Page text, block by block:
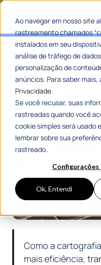
Ao navegar em nosso site
rastreamento chamados
instalados em seu
análise de tráfego de
personalização de
anúncios. Para saber mais,
Privacidade.
Se você recusar, suas
rastreadas quando você
cookie simples será usado
lembrar sobre sua
rastreado.
Configurações
Ok, Entendi
A revolução
na gestão
PorJuliana C. Passos
5 Min De Leitura
Como a
mais eficiência,